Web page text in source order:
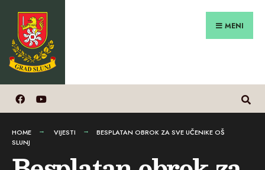
Preskoči
sadržaj
MENI
HOME VIJESTI
BESPLATAN OBROK ZA SVE UČENIKE OŠ
SLUNJ
for: